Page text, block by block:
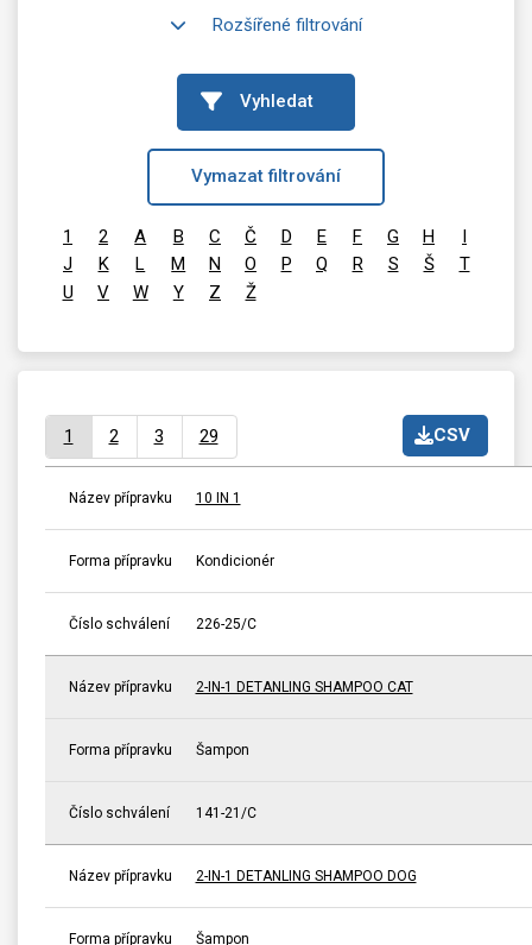
Rozšířené filtrování
Vyhledat
Vymazat filtrování
1 2 A B C Č D E F G H
I
J
K L M N O P Q R S Š
T
U
V W Y Z Ž
CSV
1 2 3 29
Název přípravku 10 IN 1
Forma přípravku Kondicionér
Číslo schválení 226-25/C
Název přípravku 2-IN-1 DETANLING SHAMPOO CAT
Forma přípravku Šampon
Číslo schválení 141-21/C
Název přípravku 2-IN-1 DETANLING SHAMPOO DOG
Forma přípravku Šampon